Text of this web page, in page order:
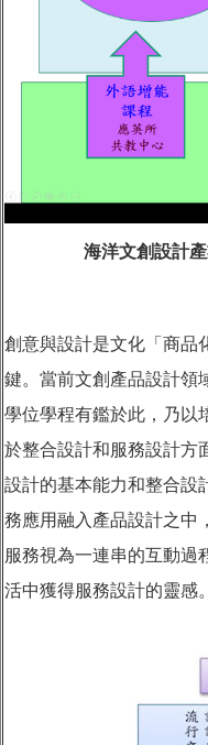
海洋文創設計
創意與設計是文化「商品
鍵。當前文創產品設計領
學位學程有鑑於此，乃以
於整合設計和服務設計方
設計的基本能力和整合設
務應用融入產品設計之中
服務視為一連串的互動過
活中獲得服務設計的靈感